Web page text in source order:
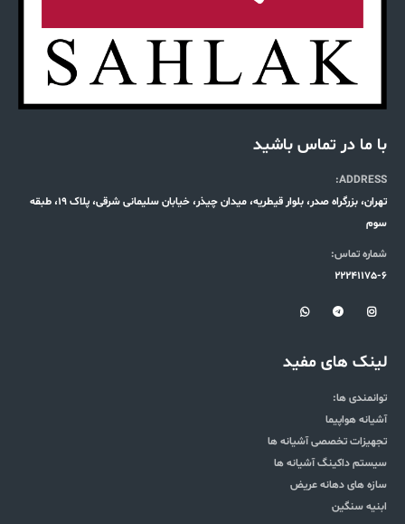
با ما در تماس باشید
ADDRESS:
تهران، بزرگراه صدر، بلوار قیطریه، میدان چیذر، خیابان سلیمانی شرقی، پلاک 19، طبقه
سوم
شماره تماس:
22241175-6
لینک های مفید
توانمندی ها:
آشیانه هواپیما
تجهیزات تخصصی آشیانه ها
سیستم داکینگ آشیانه ها
سازه های دهانه عریض
ابنیه سنگین